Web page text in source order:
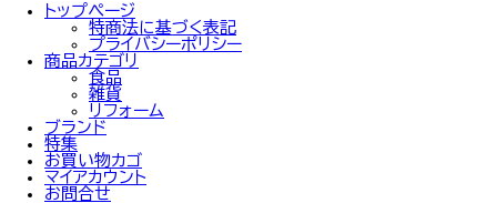
トップぺージ
特商法に基づく表記
プライバシーポリシー
商品カテゴリ
食品
雑貨
リフォーム
ブランド
特集
お買い物カゴ
マイアカウント
お問合せ